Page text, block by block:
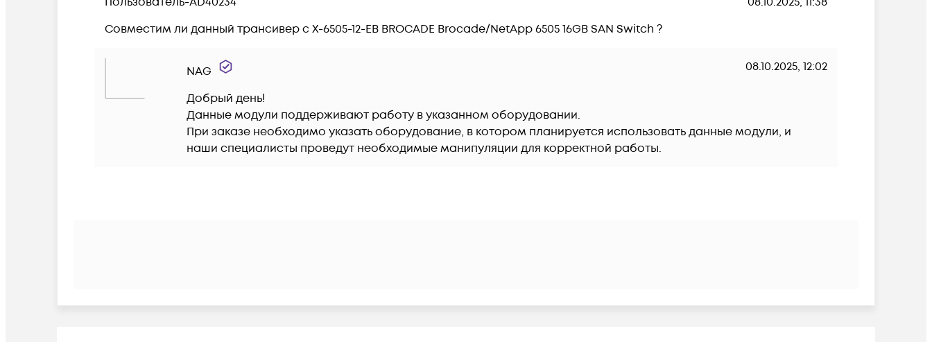
Совместим ли данный трансивер с X-6505-12-EB BROCADE Brocade/NetApp 6505 16GB SAN Switch ?
NAG 08.10.2025, 12:02
Добрый день!
Данные модули поддерживают работу в указанном оборудовании.
При заказе необходимо указать оборудование, в котором планируется использовать данные модули, и
наши специалисты проведут необходимые манипуляции для корректной работы.